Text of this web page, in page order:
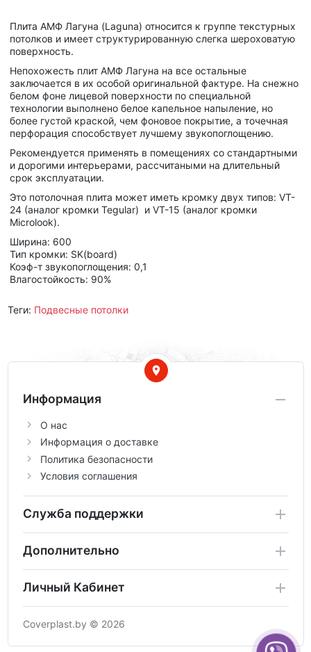
Плита АМФ Лагуна (Laguna) относится к группе текстурных
потолков и имеет структурированную слегка шероховатую
поверхность.
Непохожесть плит АМФ Лагуна на все остальные
заключается в их особой оригинальной фактуре. На снежно
белом фоне лицевой поверхности по специальной
технологии выполнено белое капельное напыление, но
более густой краской, чем фоновое покрытие, а точечная
перфорация способствует лучшему звукопоглощению.
Рекомендуется применять в помещениях со стандартными
и дорогими интерьерами, рассчитаными на длительный
срок эксплуатации.
Это потолочная плита может иметь кромку двух типов: VT-
24 (аналог кромки Tegular) и VT-15 (аналог кромки
Microlook).
Ширина: 600
Тип кромки: SK(board)
Коэф-т звукопоглощения: 0,1
Влагостойкость: 90%
Теги: Подвесные потолки
Информация
О нас
Информация о доставке
Политика безопасности
Условия соглашения
Служба поддержки
Дополнительно
Личный Кабинет
Coverplast.by © 2026